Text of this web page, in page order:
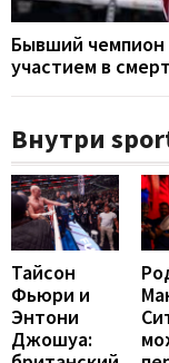
Бывший чемпион
участием в
Внутри
Тайсон
Фьюри и
Энтони
Джошуа: